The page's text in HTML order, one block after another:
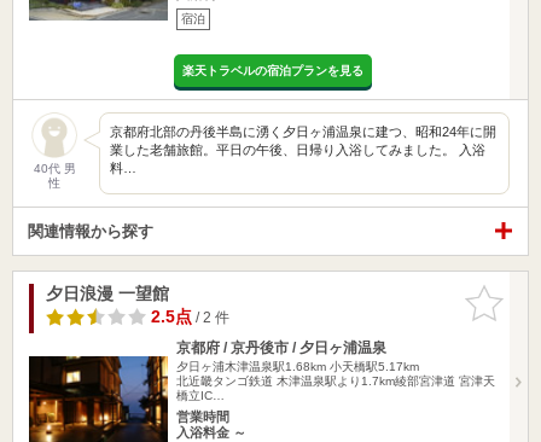
宿泊
楽天トラベルの宿泊プランを見る
40代 男
性
京都府北部の丹後半島に湧く夕日ヶ浦温泉に建つ、昭和24年に開
業した老舗旅館。平日の午後、日帰り入浴してみました。 入浴
料…
関連情報から探す
お気に入
りに追加
夕日浪漫 一望館
2.5点/ 2 件
京都府 / 京丹後市 / 夕日ヶ浦温泉
夕日ヶ浦木津温泉駅1.68km 小天橋駅5.17km
北近畿タンゴ鉄道 木津温泉駅より1.7km綾部宮津道 宮津天
橋立IC…
営業時間
入浴料金 ～